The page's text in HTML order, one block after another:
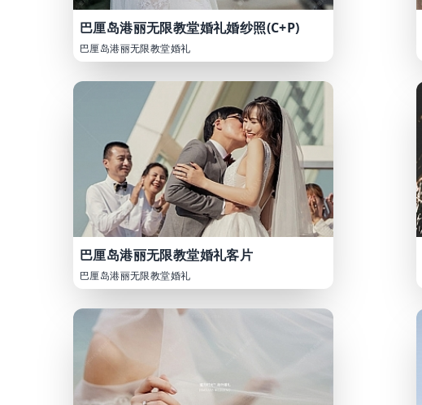
巴厘岛港丽无限教堂婚礼婚纱照(C+P)
巴厘岛港丽无限教堂婚礼
巴厘岛港丽无限教堂婚礼客片
巴厘岛港丽无限教堂婚礼